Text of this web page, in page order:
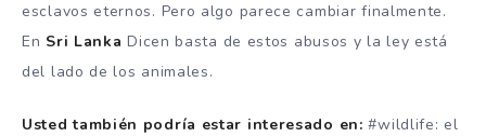
esclavos eternos. Pero algo parece cambiar finalmente.
En Sri Lanka Dicen basta de estos abusos y la ley está
del lado de los animales.
Usted también podría estar interesado en: #wildlife: el